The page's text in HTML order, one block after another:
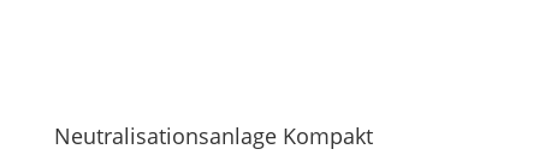
Neutralisationsanlage Kompakt